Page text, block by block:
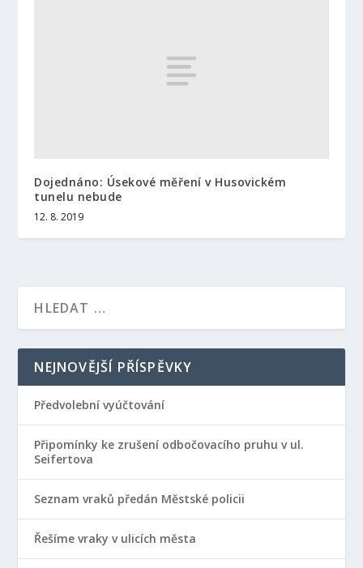
Dojednáno: Úsekové měření v Husovickém
tunelu nebude
12. 8. 2019
NEJNOVĚJŠÍ PŘÍSPĚVKY
Předvolební vyúčtování
Připomínky ke zrušení odbočovacího pruhu v ul.
Seifertova
Seznam vraků předán Městské policii
Řešíme vraky v ulicích města